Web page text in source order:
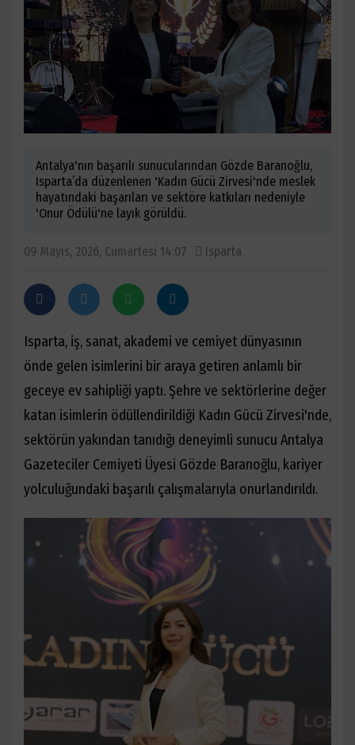
Antalya'nın başarılı sunucularından Gözde Baranoğlu,
Isparta’da düzenlenen 'Kadın Gücü Zirvesi'nde meslek
hayatındaki başarıları ve sektöre katkıları nedeniyle
'Onur Ödülü'ne layık görüldü.
09 Mayıs, 2026, Cumartesi 14:07 Isparta
Isparta, iş, sanat, akademi ve cemiyet dünyasının
önde gelen isimlerini bir araya getiren anlamlı bir
geceye ev sahipliği yaptı. Şehre ve sektörlerine değer
katan isimlerin ödüllendirildiği Kadın Gücü Zirvesi'nde,
sektörün yakından tanıdığı deneyimli sunucu Antalya
Gazeteciler Cemiyeti Üyesi Gözde Baranoğlu, kariyer
yolculuğundaki başarılı çalışmalarıyla onurlandırıldı.